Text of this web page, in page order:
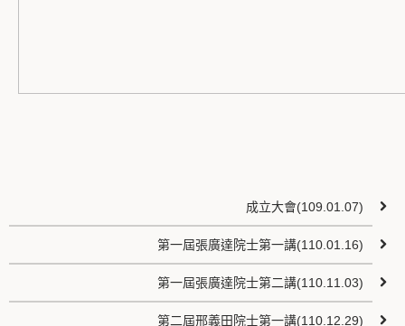
成立大會(109.01.07)
第一屆張廣達院士第一講(110.01.16)
第一屆張廣達院士第二講(110.11.03)
第二屆邢義田院士第一講(110.12.29)